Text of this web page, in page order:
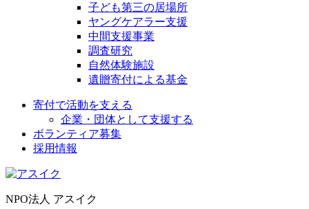
子ども第三の居場所
ヤングケアラー支援
中間支援事業
調査研究
自然体験施設
遺贈寄付による基金
寄付で活動を支える
企業・団体として支援する
ボランティア募集
採用情報
NPO法人 アスイク